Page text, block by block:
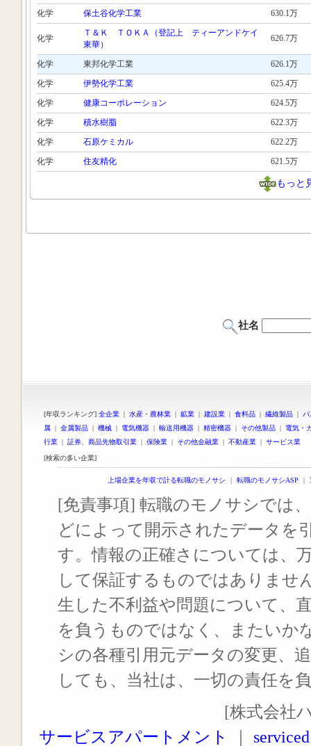
化学
保土谷化学工業 630.1万
化学
Ｔ＆Ｋ ＴＯＫＡ（登記上 ティーアンドケイ
東華）
626.7万
化学 東邦化学工業
626.1万
化学
伊勢化学工業
625.4万
化学
健康コーポレーション
624.5万
化学
積水樹脂
622.3万
化学
石原ケミカル
622.2万
化学
住友精化 621.5万
もっと
社名
[年収ランキング] 全企業 | 水産・農林業 | 鉱業 | 建設業 | 食料品 | 繊維製品 |
属 | 金属製品 | 機械 | 電気機器 | 輸送用機器 | 精密機器 | その他製品 | 電気・
行業 | 証券、商品先物取引業 | 保険業 | その他金融業 | 不動産業 | サービス業
[検索の多い企業]
上場企業を年収で計る転職のモノサシ ｜ 転職のモノサシASP ｜
[免責事項] 転職のモノサシでは
どによって開示されたデータを
す。情報の正確さについては、
して保証するものではありませ
生した不利益や問題について、
を負うものではなく、またいか
シの各種引用元データの変更、
しても、当社は、一切の責任を
[株式会社
サービスアパートメント